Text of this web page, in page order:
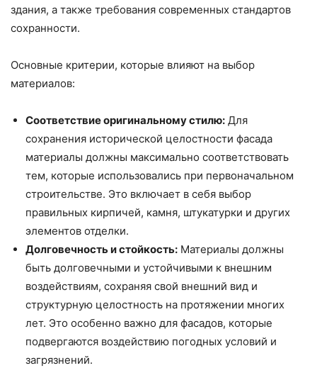
здания, а также требования современных стандартов
сохранности.
Основные критерии, которые влияют на выбор
материалов:
Соответствие оригинальному стилю: Для
сохранения исторической целостности фасада
материалы должны максимально соответствовать
тем, которые использовались при первоначальном
строительстве. Это включает в себя выбор
правильных кирпичей, камня, штукатурки и других
элементов отделки.
Долговечность и стойкость: Материалы должны
быть долговечными и устойчивыми к внешним
воздействиям, сохраняя свой внешний вид и
структурную целостность на протяжении многих
лет. Это особенно важно для фасадов, которые
подвергаются воздействию погодных условий и
загрязнений.